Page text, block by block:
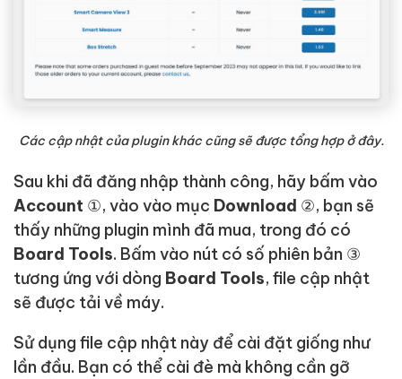
Các cập nhật của plugin khác cũng sẽ được tổng hợp ở đây.
Sau khi đã đăng nhập thành công, hãy bấm vào
Account ①, vào vào mục Download ②, bạn sẽ
thấy những plugin mình đã mua, trong đó có
Board Tools. Bấm vào nút có số phiên bản ③
tương ứng với dòng Board Tools, file cập nhật
sẽ được tải về máy.
Sử dụng file cập nhật này để cài đặt giống như
lần đầu. Bạn có thể cài đè mà không cần gỡ